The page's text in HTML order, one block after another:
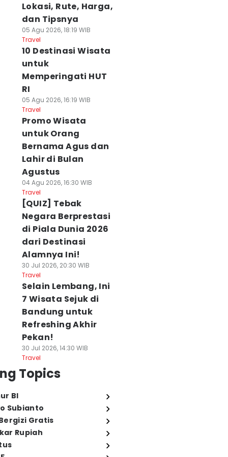
Lokasi, Rute, Harga,
dan Tipsnya
05 Agu 2026, 18:19 WIB
Travel
10 Destinasi Wisata
untuk
Memperingati HUT
RI
05 Agu 2026, 16:19 WIB
Travel
Promo Wisata
untuk Orang
Bernama Agus dan
Lahir di Bulan
Agustus
04 Agu 2026, 16:30 WIB
Travel
[QUIZ] Tebak
Negara Berprestasi
di Piala Dunia 2026
dari Destinasi
Alamnya Ini!
30 Jul 2026, 20:30 WIB
Travel
Selain Lembang, Ini
7 Wisata Sejuk di
Bandung untuk
Refreshing Akhir
Pekan!
30 Jul 2026, 14:30 WIB
Travel
Topics
BI
Subianto
Gratis
Rupiah